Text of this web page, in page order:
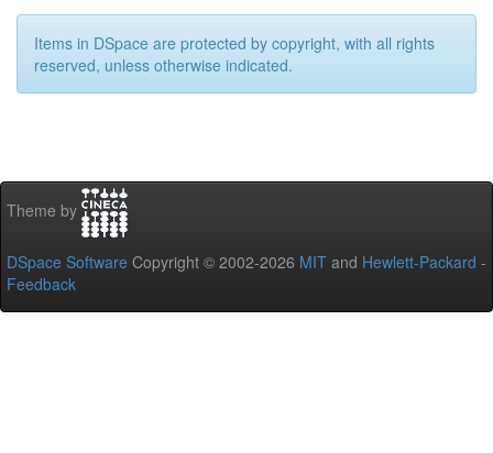
Items in DSpace are protected by copyright, with all rights
reserved, unless otherwise indicated.
Theme by
DSpace Software Copyright © 2002-2026 MIT and Hewlett-Packard -
Feedback